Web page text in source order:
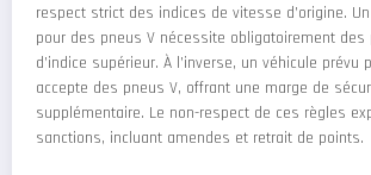
respect strict des indices de vitesse d’origine.
pour des pneus V nécessite obligatoirement des
d’indice supérieur. À l’inverse, un véhicule prévu
accepte des pneus V, offrant une marge de
supplémentaire. Le non-respect de ces règles
sanctions, incluant amendes et retrait de points.